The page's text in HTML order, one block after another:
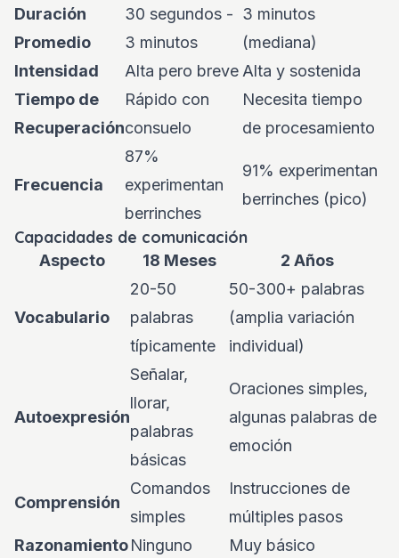
Duración
Promedio
30 segundos -
3 minutos
3 minutos
(mediana)
Intensidad
Alta pero breve Alta y sostenida
Tiempo de
Recuperación
Rápido con
consuelo
Necesita tiempo
de procesamiento
Frecuencia
87%
experimentan
berrinches
91% experimentan
berrinches (pico)
Capacidades de comunicación
Aspecto 18 Meses 2 Años
Vocabulario
20-50
palabras
típicamente
50-300+ palabras
(amplia variación
individual)
Autoexpresión
Señalar,
llorar,
palabras
básicas
Oraciones simples,
algunas palabras de
emoción
Comprensión
Comandos
simples
Instrucciones de
múltiples pasos
RazonamientoNinguno Muy básico